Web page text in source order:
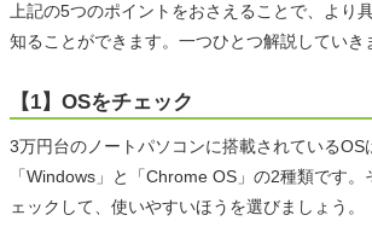
上記の5つのポイントをおさえることで、より
知ることができます。一つひとつ解説していき
【1】OSをチェック
3万円台のノートパソコンに搭載されているOS
「Windows」と「Chrome OS」の2種類です
ェックして、使いやすいほうを選びましょう。